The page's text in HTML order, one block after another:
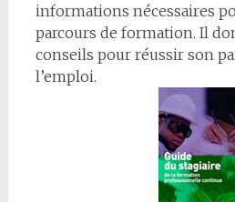
informations nécessaires
parcours de formation. Il
conseils pour réussir son
l’emploi.